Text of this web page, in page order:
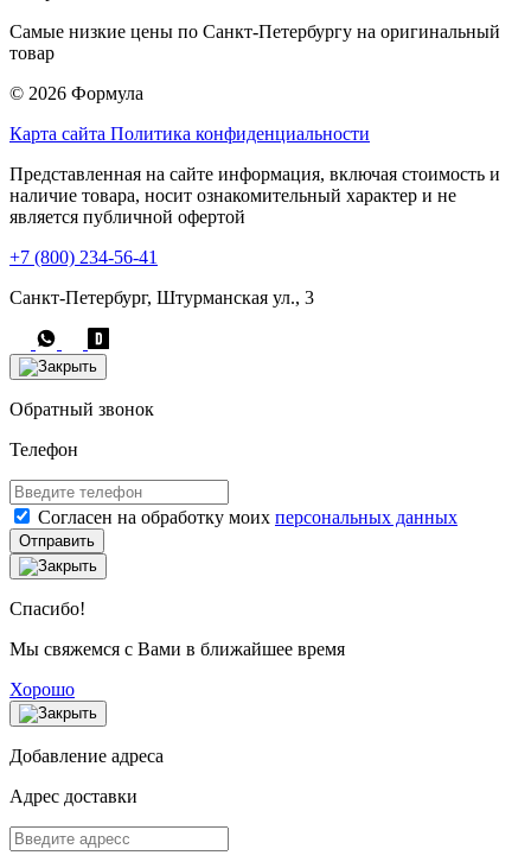
Самые низкие цены по Санкт-Петербургу на оригинальный
товар
© 2026 Формула
Карта сайта Политика конфиденциальности
Представленная на сайте информация, включая стоимость и
наличие товара, носит ознакомительный характер и не
является публичной офертой
+7 (800) 234-56-41
Санкт-Петербург, Штурманская ул., 3
Обратный звонок
Телефон
Согласен на обработку моих персональных данных
Отправить
Спасибо!
Мы свяжемся с Вами в ближайшее время
Хорошо
Добавление адреса
Адрес доставки